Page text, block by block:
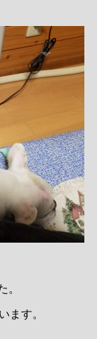
す。